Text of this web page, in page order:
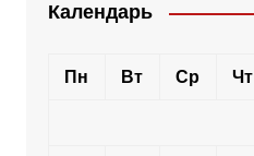
Календарь
Пн Вт Ср Чт